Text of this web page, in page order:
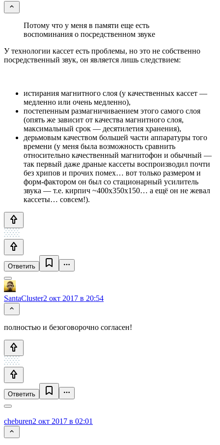
Потому что у меня в памяти еще есть
воспоминания о посредственном звуке
У технологии кассет есть проблемы, но это не собственно
посредственный звук, он является лишь следствием:
истирания магнитного слоя (у качественных кассет —
медленно или очень медленно),
постепенным размагничиваением этого самого слоя
(опять же зависит от качества магнитного слоя,
максимальный срок — десятилетия хранения),
дерьмовым качеством большей части аппаратуры того
времени (у меня была возможность сравнить
относительно качественный магнитофон и обычный —
так первый даже драные кассеты воспроизводил почти
без хрипов и прочих помех… вот только размером и
форм-фактором он был со стационарный усилитель
звука — т.е. кирпич ~400x350x150… а ещё он не жевал
кассеты… совсем!).
Ответить
SantaCluster2 окт 2017 в 20:54
полностью и безоговорочно согласен!
Ответить
cheburen2 окт 2017 в 02:01